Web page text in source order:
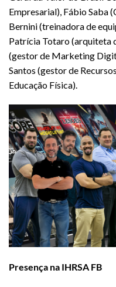
Empresarial), Fábio Saba
Bernini (treinadora de
Patrícia Totaro (arquiteta
(gestor de Marketing
Santos (gestor de
Educação Física).
Presença na IHRSA FB